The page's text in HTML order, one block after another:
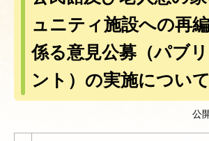
ュニティ施設への再
係る意見公募（パブ
ント）の実施について
公